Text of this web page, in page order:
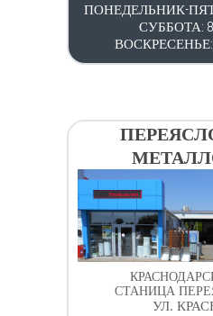
ПОНЕДЕЛЬНИК-
СУББОТА:
ВОСКРЕСЕНЬЕ:
СТАНИЦА
УЛ.